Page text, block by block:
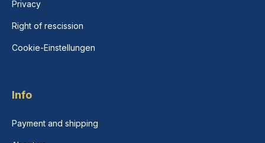
Privacy
Right of rescission
Cookie-Einstellungen
Info
Payment and shipping